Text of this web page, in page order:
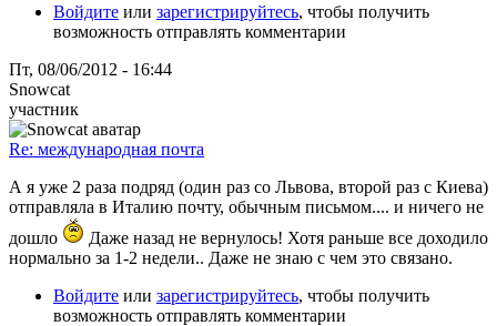
Войдите или зарегистрируйтесь, чтобы получить
возможность отправлять комментарии
Пт, 08/06/2012 - 16:44
Snowcat
участник
Re: международная почта
А я уже 2 раза подряд (один раз со Львова, второй раз с Киева)
отправляла в Италию почту, обычным письмом.... и ничего не
дошло
Даже назад не вернулось! Хотя раньше все доходило
нормально за 1-2 недели.. Даже не знаю с чем это связано.
Войдите или зарегистрируйтесь, чтобы получить
возможность отправлять комментарии